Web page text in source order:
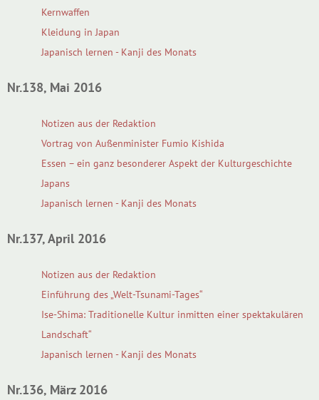
Kernwaffen
Kleidung in Japan
Japanisch lernen - Kanji des Monats
Nr.138, Mai 2016
Notizen aus der Redaktion
Vortrag von Außenminister Fumio Kishida
Essen – ein ganz besonderer Aspekt der Kulturgeschichte
Japans
Japanisch lernen - Kanji des Monats
Nr.137, April 2016
Notizen aus der Redaktion
Einführung des „Welt-Tsunami-Tages“
Ise-Shima: Traditionelle Kultur inmitten einer spektakulären
Landschaft“
Japanisch lernen - Kanji des Monats
Nr.136, März 2016